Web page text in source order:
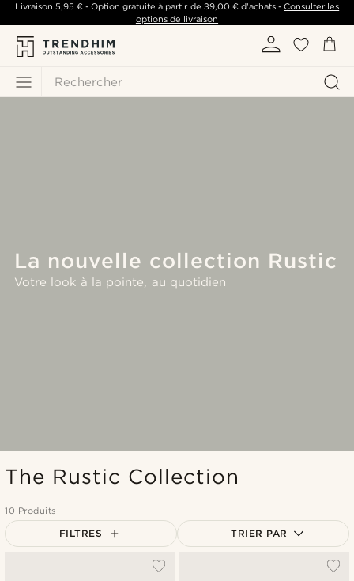
Rechercher
Livraison 5,95 €- Option gratuite à partir de 39,00 €d'achats -Consulter les
options de livraison
La nouvelle collection Rustic
Votre look à la pointe, au quotidien
The Rustic Collection
10 Produits
FILTRES TRIER PAR